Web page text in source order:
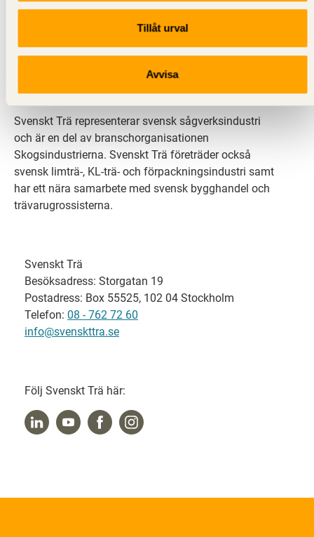
Tillåt urval
Avvisa
träbyggande för att främja ett hållbart samhälle och
en livskraftig sågverksnäring. Det gör vi genom att
Svenskt Trä representerar svensk sågverksindustri
och är en del av branschorganisationen
Skogsindustrierna. Svenskt Trä företräder också
svensk limträ-, KL-trä- och förpackningsindustri samt
har ett nära samarbete med svensk bygghandel och
trävarugrossisterna.
Svenskt Trä
Besöksadress: Storgatan 19
Postadress: Box 55525, 102 04 Stockholm
Telefon: 08 - 762 72 60
info@svenskttra.se
Följ Svenskt Trä här: